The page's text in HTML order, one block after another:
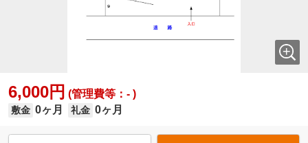
6,000円 (管理費等：- )
敷金 0ヶ月 礼金 0ヶ月